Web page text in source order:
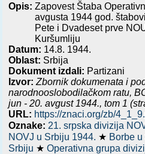
Opis:Zapovest Štaba
avgusta 1944 god.
Pete i Dvadeset prve
Kuršumliju
Datum: 14.8. 1944.
Oblast: Srbija
Dokument izdali: Partizani
Izvor: Zbornik dokumenata i
narodnooslobodilačkom ratu,
jun - 20. avgust 1944., tom 1
URL: https://znaci.org/zb/
Oznake: 21. srpska divizija
NOVJ u Srbiju 1944. ★ Borbe
Srbiju ★Operativna grupa